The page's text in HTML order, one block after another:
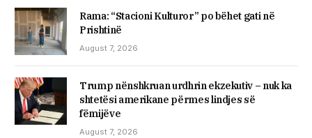
Rama: “Stacioni Kulturor” po bëhet gati në
Prishtinë
August 7, 2026
Trump nënshkruan urdhrin ekzekutiv – nuk ka
shtetësi amerikane përmes lindjes së
fëmijëve
August 7, 2026